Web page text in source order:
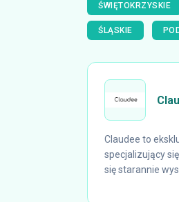
ŚWIĘTOKRZYSKIE
ŚLĄSKIE
Claudee to
specjalizujący
się starannie